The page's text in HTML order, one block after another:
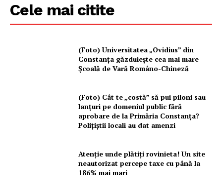
Cele mai citite
(Foto) Universitatea „Ovidius” din
Constanța găzduiește cea mai mare
Școală de Vară Româno-Chineză
(Foto) Cât te „costă” să pui piloni sau
lanțuri pe domeniul public fără
aprobare de la Primăria Constanța?
Polițiștii locali au dat amenzi
Atenție unde plătiți rovinieta! Un site
neautorizat percepe taxe cu până la
186% mai mari